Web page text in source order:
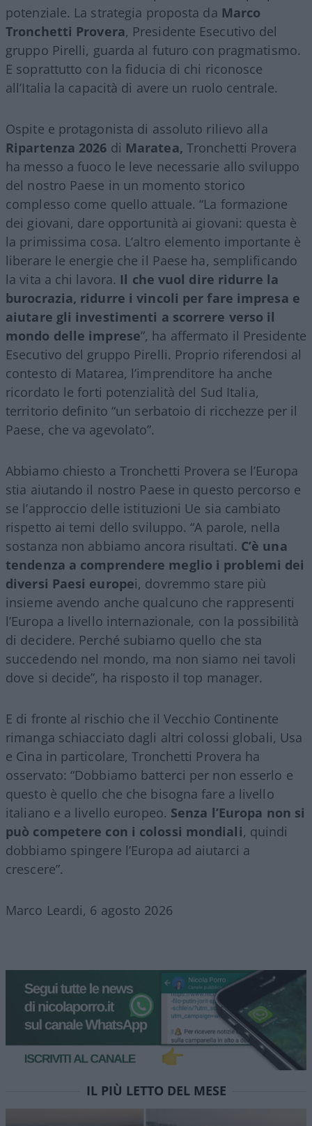
potenziale. La strategia proposta da Marco
Tronchetti Provera, Presidente Esecutivo del
gruppo Pirelli, guarda al futuro con pragmatismo.
E soprattutto con la fiducia di chi riconosce
all’Italia la capacità di avere un ruolo centrale.
Ospite e protagonista di assoluto rilievo alla
Ripartenza 2026 di Maratea, Tronchetti Provera
ha messo a fuoco le leve necessarie allo sviluppo
del nostro Paese in un momento storico
complesso come quello attuale. “La formazione
dei giovani, dare opportunità ai giovani: questa è
la primissima cosa. L’altro elemento importante è
liberare le energie che il Paese ha, semplificando
la vita a chi lavora. Il che vuol dire ridurre la
burocrazia, ridurre i vincoli per fare impresa e
aiutare gli investimenti a scorrere verso il
mondo delle imprese”, ha affermato il Presidente
Esecutivo del gruppo Pirelli. Proprio riferendosi al
contesto di Matarea, l’imprenditore ha anche
ricordato le forti potenzialità del Sud Italia,
territorio definito “un serbatoio di ricchezze per il
Paese, che va agevolato”.
Abbiamo chiesto a Tronchetti Provera se l’Europa
stia aiutando il nostro Paese in questo percorso e
se l’approccio delle istituzioni Ue sia cambiato
rispetto ai temi dello sviluppo. “A parole, nella
sostanza non abbiamo ancora risultati. C’è una
tendenza a comprendere meglio i problemi dei
diversi Paesi europei, dovremmo stare più
insieme avendo anche qualcuno che rappresenti
l’Europa a livello internazionale, con la possibilità
di decidere. Perché subiamo quello che sta
succedendo nel mondo, ma non siamo nei tavoli
dove si decide”, ha risposto il top manager.
E di fronte al rischio che il Vecchio Continente
rimanga schiacciato dagli altri colossi globali, Usa
e Cina in particolare, Tronchetti Provera ha
osservato: “Dobbiamo batterci per non esserlo e
questo è quello che che bisogna fare a livello
italiano e a livello europeo. Senza l’Europa non si
può competere con i colossi mondiali, quindi
dobbiamo spingere l’Europa ad aiutarci a
crescere”.
Marco Leardi, 6 agosto 2026
IL PIÙ LETTO DEL MESE